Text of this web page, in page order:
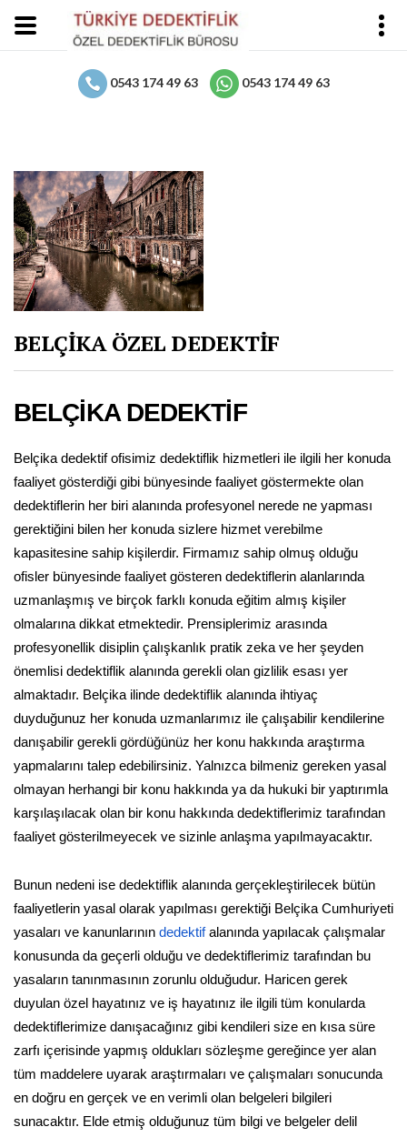
0543 174 49 63 0543 174 49 63
BELÇİKA ÖZEL DEDEKTİF
BELÇİKA DEDEKTİF
Belçika dedektif ofisimiz dedektiflik hizmetleri ile ilgili her konuda
faaliyet gösterdiği gibi bünyesinde faaliyet göstermekte olan
dedektiflerin her biri alanında profesyonel nerede ne yapması
gerektiğini bilen her konuda sizlere hizmet verebilme
kapasitesine sahip kişilerdir. Firmamız sahip olmuş olduğu
ofisler bünyesinde faaliyet gösteren dedektiflerin alanlarında
uzmanlaşmış ve birçok farklı konuda eğitim almış kişiler
olmalarına dikkat etmektedir. Prensiplerimiz arasında
profesyonellik disiplin çalışkanlık pratik zeka ve her şeyden
önemlisi dedektiflik alanında gerekli olan gizlilik esası yer
almaktadır. Belçika ilinde dedektiflik alanında ihtiyaç
duyduğunuz her konuda uzmanlarımız ile çalışabilir kendilerine
danışabilir gerekli gördüğünüz her konu hakkında araştırma
yapmalarını talep edebilirsiniz. Yalnızca bilmeniz gereken yasal
olmayan herhangi bir konu hakkında ya da hukuki bir yaptırımla
karşılaşılacak olan bir konu hakkında dedektiflerimiz tarafından
faaliyet gösterilmeyecek ve sizinle anlaşma yapılmayacaktır.
Bunun nedeni ise dedektiflik alanında gerçekleştirilecek bütün
faaliyetlerin yasal olarak yapılması gerektiği Belçika Cumhuriyeti
yasaları ve kanunlarının dedektifalanında yapılacak çalışmalar
konusunda da geçerli olduğu ve dedektiflerimiz tarafından bu
yasaların tanınmasının zorunlu olduğudur. Haricen gerek
duyulan özel hayatınız ve iş hayatınız ile ilgili tüm konularda
dedektiflerimize danışacağınız gibi kendileri size en kısa süre
zarfı içerisinde yapmış oldukları sözleşme gereğince yer alan
tüm maddelere uyarak araştırmaları ve çalışmaları sonucunda
en doğru en gerçek ve en verimli olan belgeleri bilgileri
sunacaktır. Elde etmiş olduğunuz tüm bilgi ve belgeler delil